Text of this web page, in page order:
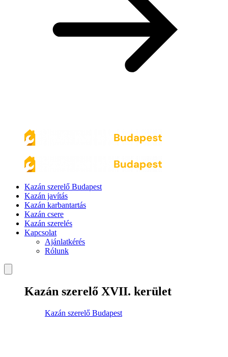
Kazán szerelő Budapest
Kazán javítás
Kazán karbantartás
Kazán csere
Kazán szerelés
Kapcsolat
Ajánlatkérés
Rólunk
Kazán szerelő XVII. kerület
Kazán szerelő Budapest